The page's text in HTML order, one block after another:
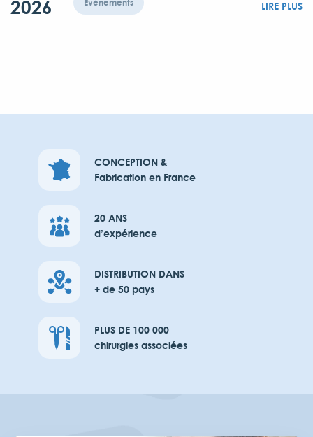
2026 Evènements LIRE PLUS
CONCEPTION &
Fabrication en France
20 ANS
d’expérience
DISTRIBUTION DANS
+ de 50 pays
PLUS DE 100 000
chirurgies associées